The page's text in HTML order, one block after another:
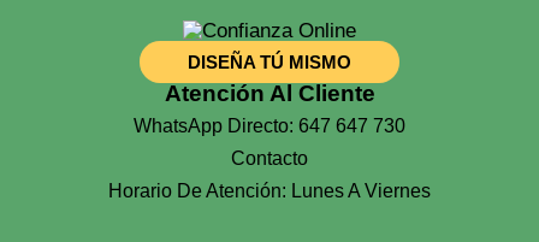
DISEÑA TÚ MISMO
Atención Al Cliente
WhatsApp Directo: 647 647 730
Contacto
Horario De Atención: Lunes A Viernes